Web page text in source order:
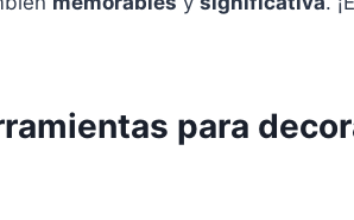
para